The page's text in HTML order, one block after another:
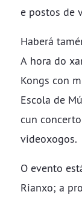
e postos de
Haberá
A hora do
Kongs con
Escola de
cun
videoxogos.
​​​​​​​O evento
Rianxo; a